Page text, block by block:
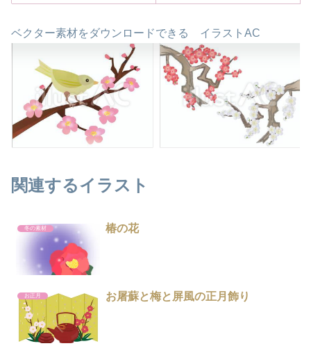
ベクター素材をダウンロードできる イラストAC
関連するイラスト
冬の素材 椿の花
お正月 お屠蘇と梅と屏風の正月飾り